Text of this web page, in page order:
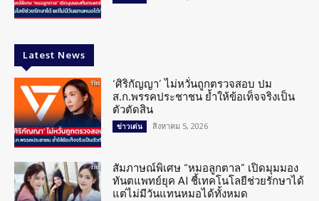
Latest News
‘ศิริกัญญา’ ไม่หวั่นถูกตรวจสอบ ปม
ส.ก.พรรคประชาชน ย้ำให้ข้อเท็จจริงเป็น
ตัวตัดสิน
ข่าวเด่น สิงหาคม 5, 2026
สัมภาษณ์พิเศษ “หมอลูกตาล” เปิดมุมมอง
ทันตแพทย์ยุค AI ชี้เทคโนโลยีช่วยรักษาได้
แต่ไม่มีวันแทนหมอได้ทั้งหมด